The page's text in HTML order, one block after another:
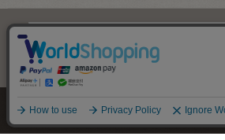
株式会社オカダヤ 会社概要